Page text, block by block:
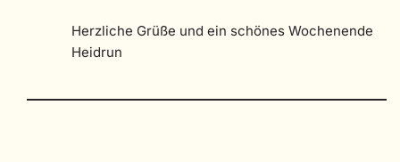
Herzliche Grüße und ein schönes Wochenende
Heidrun